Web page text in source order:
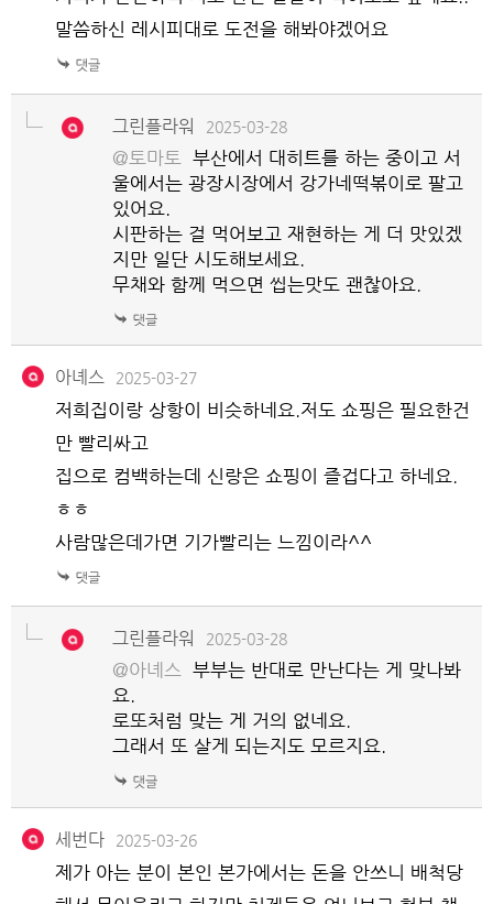
말씀하신 레시피대로 도전을 해봐야겠어요
그린플라워 2025-03-28
@토마토 부산에서 대히트를 하는 중이고 서
울에서는 광장시장에서 강가네떡볶이로 팔고
있어요.
시판하는 걸 먹어보고 재현하는 게 더 맛있겠
지만 일단 시도해보세요.
무채와 함께 먹으면 씹는맛도 괜찮아요.
아녜스 2025-03-27
저희집이랑 상항이 비슷하네요.저도 쇼핑은 필요한건
만 빨리싸고
집으로 컴백하는데 신랑은 쇼핑이 즐겁다고 하네요.
ㅎㅎ
사람많은데가면 기가빨리는 느낌이라^^
그린플라워 2025-03-28
@아녜스 부부는 반대로 만난다는 게 맞나봐
요.
로또처럼 맞는 게 거의 없네요.
그래서 또 살게 되는지도 모르지요.
세번다 2025-03-26
제가 아는 분이 본인 본가에서는 돈을 안쓰니 배척당